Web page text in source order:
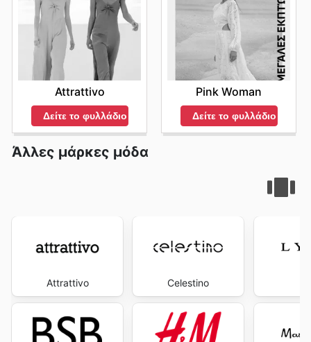
Attrattivo
Δείτε το φυλλάδιο
Pink Woman
Δείτε το φυλλάδιο
Άλλες μάρκες μόδα
Attrattivo Celestino